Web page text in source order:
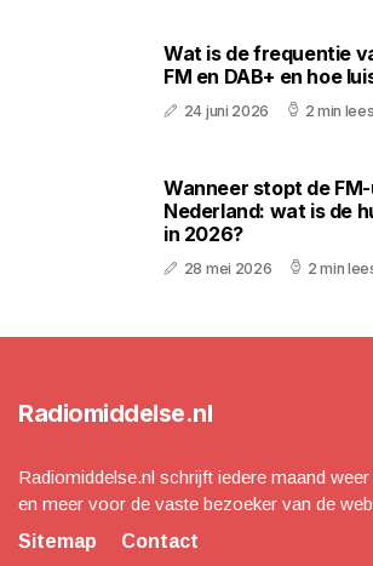
Wat is de frequentie
FM en DAB+ en hoe
24 juni 2026 2 min
Wanneer stopt de
Nederland: wat is de
in 2026?
28 mei 2026 2 min
Radiomiddelse.nl
Radiomiddelse.nl schrijft iedere maand weer
en meer voor de vaste bezoeker van de
Sitemap
Contact